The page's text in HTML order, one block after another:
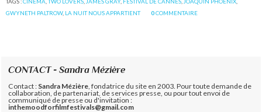
GWYNETH PALTROW, LA NUIT NOUS APPARTIENT 0COMMENTAIRE
CONTACT - Sandra Mézière
Contact : Sandra Mézière , fondatrice du site en 2003. Pour toute demande de
collaboration, de partenariat, de services presse, ou pour tout envoi de
communiqué de presse ou d'invitation :
inthemoodforfilmfestivals@gmail.com